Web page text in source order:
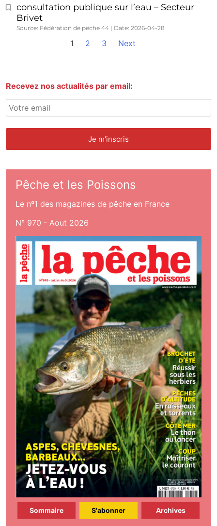
consultation publique sur l’eau – Secteur
Brivet
Source: Fédération de pêche 44 Date: 2026-04-28
1 2 3 Next
Recevez nos actualités par email:
Pêche et les Poissons
Le nº1 des magazines de pêche en France
N° 970 - Aout 2026
Sommaire S'abonner Archives